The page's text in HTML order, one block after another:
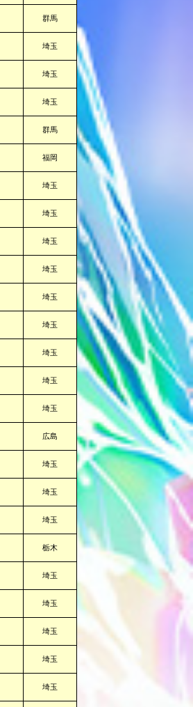
群馬
埼玉
埼玉
埼玉
群馬
福岡
埼玉
埼玉
埼玉
埼玉
埼玉
埼玉
埼玉
埼玉
埼玉
広島
埼玉
埼玉
埼玉
栃木
埼玉
埼玉
埼玉
埼玉
埼玉